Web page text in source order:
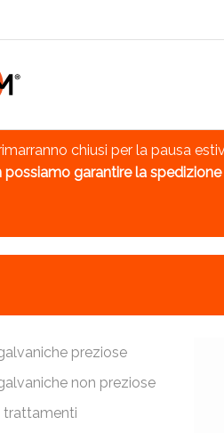
chiusi per la pausa
possiamo garantire la
preziose
non preziose
trattamenti